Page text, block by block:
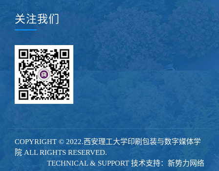
关注我们
COPYRIGHT © 2022.西安理工大学印刷包装与数字媒体学
院 ALL RIGHTS RESERVED.
TECHNICAL & SUPPORT 技术支持： 新势力网络